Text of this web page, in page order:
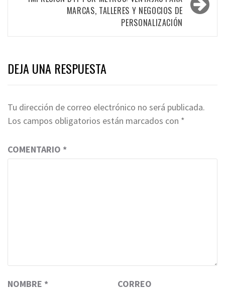
MARCAS, TALLERES Y NEGOCIOS DE
PERSONALIZACIÓN
DEJA UNA RESPUESTA
Tu dirección de correo electrónico no será publicada.
Los campos obligatorios están marcados con *
COMENTARIO *
NOMBRE *
CORREO